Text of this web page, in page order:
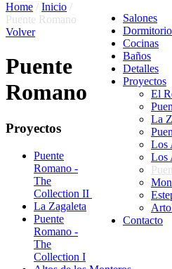
Salones
Cocinas
Baños
Detalles
Proyectos
El
La
Los
Los
Contacto
Home / Inicio /
Puente Romano
Volver
Puente
Romano
Proyectos
Puente
Romano -
The
Collection II
La Zagaleta
Puente
Romano -
The
Collection I